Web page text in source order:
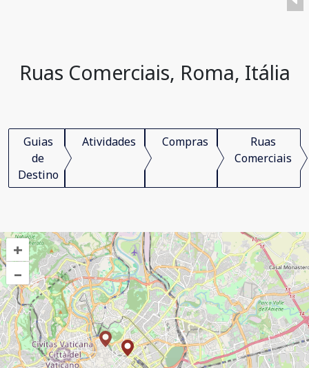
Ruas Comerciais, Roma, Itália
Guias
de
Destino
Atividades Compras
Ruas
Comerciais
+
–